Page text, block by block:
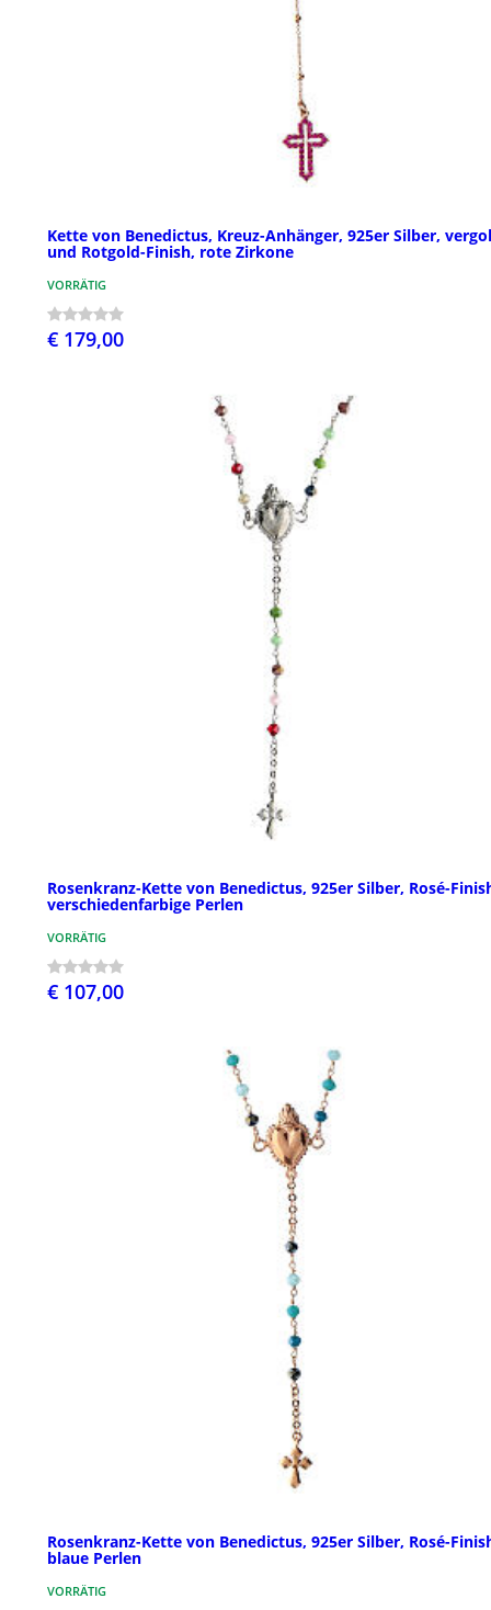
Kette von Benedictus, Kreuz-Anhänger, 925er Silber,
und Rotgold-Finish, rote Zirkone
VORRÄTIG
€ 179,00
Rosenkranz-Kette von Benedictus, 925er Silber, Rosé-
verschiedenfarbige Perlen
VORRÄTIG
€ 107,00
Rosenkranz-Kette von Benedictus, 925er Silber, Rosé-
blaue Perlen
VORRÄTIG